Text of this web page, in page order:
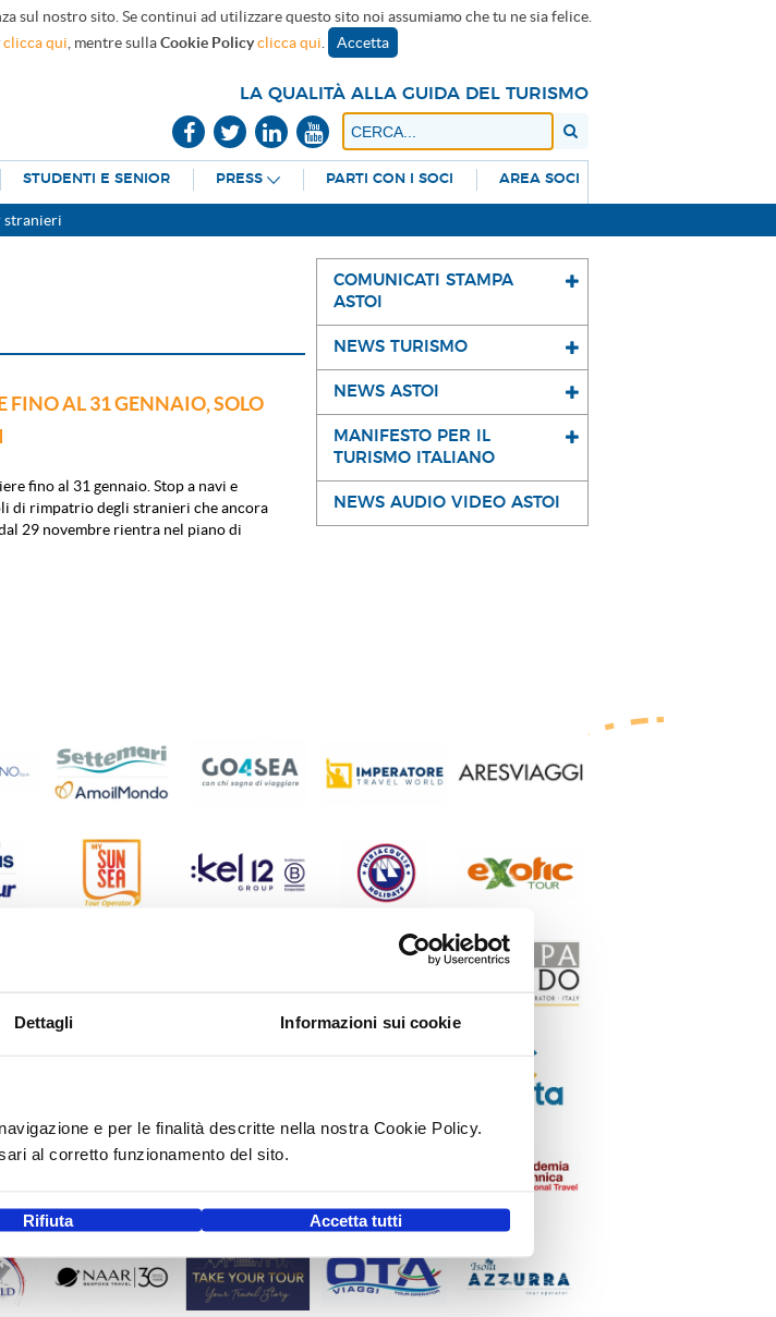
Dettagli Informazioni sui cookie
e per le finalità descritte nella nostra Cookie Policy.
al corretto funzionamento del sito.
Rifiuta Accetta tutti
sul nostro sito. Se continui ad utilizzare questo sito noi assumiamo che tu ne sia felice.
clicca qui , mentre sullaCookie Policy clicca qui Accetta
LA QUALITÀ ALLA GUIDA DEL TURISMO
STUDENTI E SENIOR PRESS PARTI CON I SOCI AREA SOCI
stranieri
FINO AL 31 GENNAIO, SOLO
fino al 31 gennaio. Stop a navi e
di rimpatrio degli stranieri che ancora
29 novembre rientra nel piano di
COMUNICATI STAMPA
ASTOI
NEWS TURISMO
NEWS ASTOI
MANIFESTO PER IL
TURISMO ITALIANO
NEWS AUDIO VIDEO ASTOI